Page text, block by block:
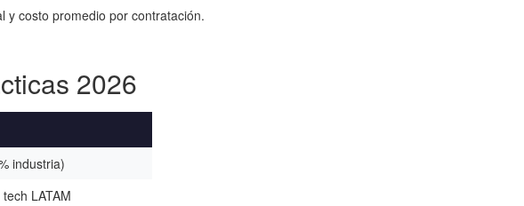
y costo promedio por contratación.
2026
industria)
LATAM